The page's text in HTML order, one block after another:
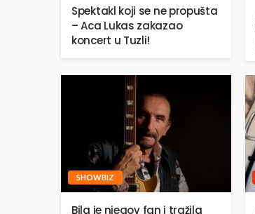
Spektakl koji se ne propušta
– Aca Lukas zakazao
koncert u Tuzli!
SHOWBIZ
Bila je njegov fan i tražila